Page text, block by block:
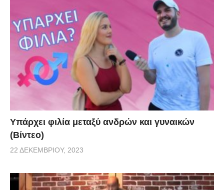
Υπάρχει φιλία μεταξύ ανδρών και γυναικών
(Βίντεο)
22 ΔΕΚΕΜΒΡΊΟΥ, 2023